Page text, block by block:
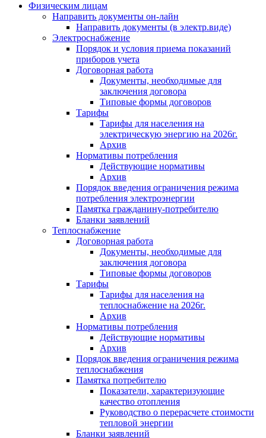
Физическим лицам
Направить документы он-лайн
Направить документы (в электр.виде)
Электроснабжение
Порядок и условия приема показаний
приборов учета
Договорная работа
Документы, необходимые для
заключения договора
Типовые формы договоров
Тарифы
Тарифы для населения на
электрическую энергию на 2026г.
Архив
Нормативы потребления
Действующие нормативы
Архив
Порядок введения ограничения режима
потребления электроэнергии
Памятка гражданину-потребителю
Бланки заявлений
Теплоснабжение
Договорная работа
Документы, необходимые для
заключения договора
Типовые формы договоров
Тарифы
Тарифы для населения на
теплоснабжение на 2026г.
Архив
Нормативы потребления
Действующие нормативы
Архив
Порядок введения ограничения режима
теплоснабжения
Памятка потребителю
Показатели, характеризующие
качество отопления
Руководство о перерасчете стоимости
тепловой энергии
Бланки заявлений